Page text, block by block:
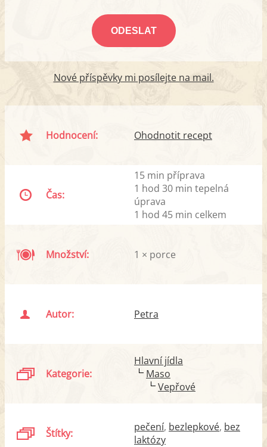
Nové příspěvky mi posílejte na mail.
Hodnocení: Ohodnotit recept
Čas:
15 min příprava
1 hod 30 min tepelná
úprava
1 hod 45 min celkem
Množství: 1 × porce
Autor: Petra
Kategorie:
Hlavní jídla
Maso
Vepřové
Štítky: pečení bezlepkové bez
laktózy